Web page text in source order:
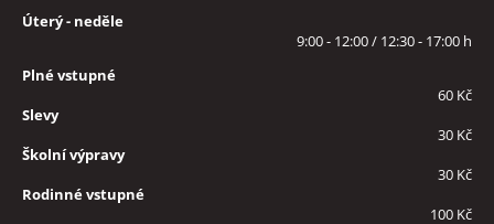
Úterý - neděle
9:00 - 12:00 / 12:30 - 17:00 h
Plné vstupné
60 Kč
Slevy
30 Kč
Školní výpravy
30 Kč
Rodinné vstupné
100 Kč